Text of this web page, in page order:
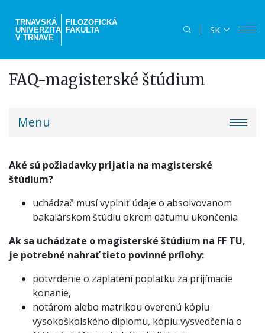
hlavný
TRNAVSKÁ
UNIVERZITA
V TRNAVE
FILOZOFICKÁ
FAKULTA
SK
FAQ-magisterské štúdium
truni-
Menu
Aké sú požiadavky prijatia na magisterské
štúdium?
uchádzač musí vyplniť údaje o absolvovanom
bakalárskom štúdiu okrem dátumu ukončenia
Ak sa uchádzate o magisterské štúdium na FF TU,
je potrebné nahrať tieto povinné prílohy:
potvrdenie o zaplatení poplatku za prijímacie
konanie,
notárom alebo matrikou overenú kópiu
vysokoškolského diplomu, kópiu vysvedčenia o